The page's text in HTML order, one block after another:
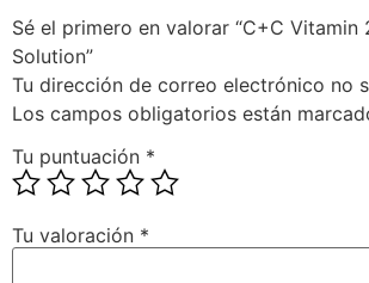
Sé el primero en valorar “C+C Vitamin
Solution”
Tu dirección de correo electrónico no
Los campos obligatorios están
Tu puntuación *
Tu valoración *